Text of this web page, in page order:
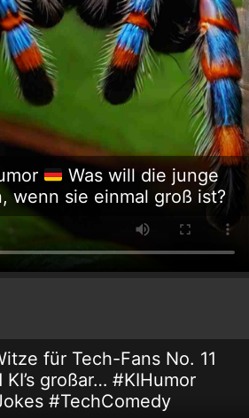
Was will die junge
wenn sie einmal groß ist?
für Tech-Fans No. 11
KI’s großar… #KIHumor
#TechComedy